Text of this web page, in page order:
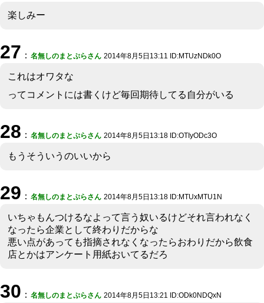
楽しみー
27 ： 名無しのまとぷらさん 2014年8月5日13:11 ID:MTUzNDk0O
これはオワタな
ってコメントには書くけど毎回期待してる自分がいる
28 ： 名無しのまとぷらさん 2014年8月5日13:18 ID:OTIyODc3O
もうそういうのいいから
29 ： 名無しのまとぷらさん 2014年8月5日13:18 ID:MTUxMTU1N
いちゃもんつけるなよって言う奴いるけどそれ言われなく
なったら企業として終わりだからな
悪い点があっても指摘されなくなったらおわりだから飲食
店とかはアンケート用紙おいてるだろ
30 ： 名無しのまとぷらさん 2014年8月5日13:21 ID:ODk0NDQxN